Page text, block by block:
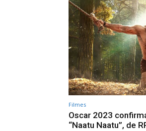
Filmes
Oscar 2023
“Naatu Naatu”, de